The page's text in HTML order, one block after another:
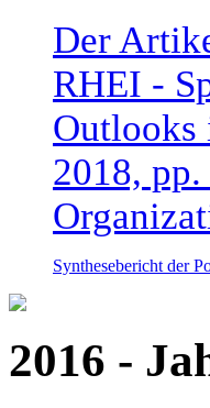
Der
RHEI -
Outlooks
2018,
Synthesebericht der
2016 -